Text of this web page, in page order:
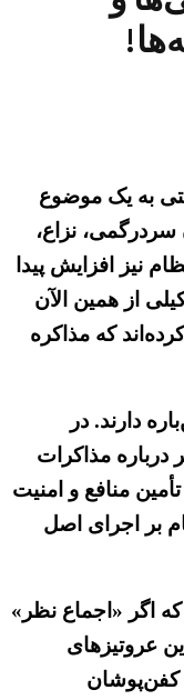
به یک موضوع
نزاع،
نیز افزایش پیدا
از همین الآن
که مذاکره
دارند. در
مذاکرات
منافع و امنیت
بر اجرای اصل
اگر «اجماع نظر»
عروتیزهای